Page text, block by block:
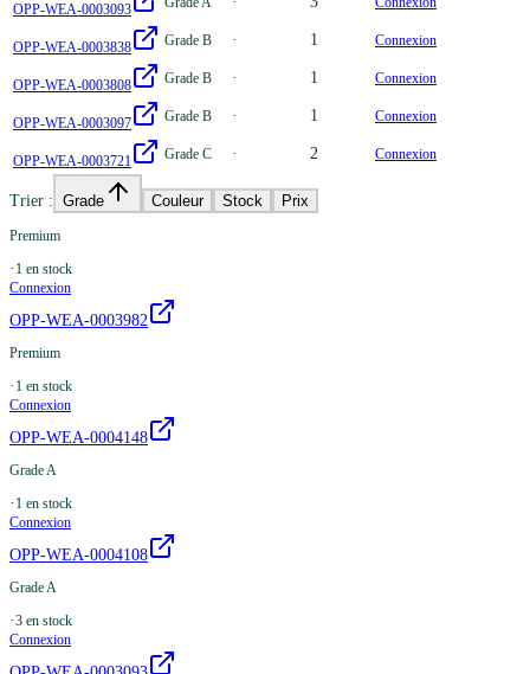
OPP-WEA-0003093
OPP-WEA-0003838 Grade B · 1 Connexion
OPP-WEA-0003808 Grade B · 1 Connexion
OPP-WEA-0003097 Grade B · 1 Connexion
OPP-WEA-0003721 Grade C · 2 Connexion
Trier : Grade Couleur Stock Prix
Premium
· 1 en stock
Connexion
OPP-WEA-0003982
Premium
· 1 en stock
Connexion
OPP-WEA-0004148
Grade A
· 1 en stock
Connexion
OPP-WEA-0004108
Grade A
·3 en stock
Connexion